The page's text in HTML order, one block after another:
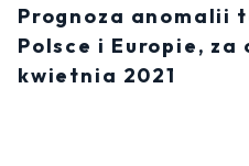
Prognoza anomalii
Polsce i Europie, za
kwietnia 2021